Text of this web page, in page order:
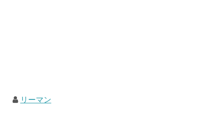
リーマン